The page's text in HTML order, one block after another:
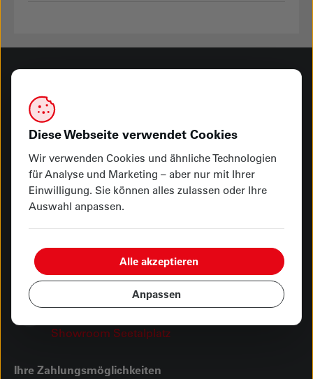
Haben Sie Fragen? Melden Sie sich bei uns
Rufen Sie uns an
Besuchen Sie uns
Hauptgeschäft Kasernenplatz
Showroom Seetalplatz
Schreiben Sie uns
info@vonmoos-luzern.ch
Showroom Seetalplatz
Ihre Zahlungsmöglichkeiten
Diese Webseite verwendet Cookies
Wir verwenden Cookies und ähnliche Technologien
für Analyse und Marketing – aber nur mit Ihrer
Einwilligung. Sie können alles zulassen oder Ihre
Auswahl anpassen.
Anpassen
Alle akzeptieren